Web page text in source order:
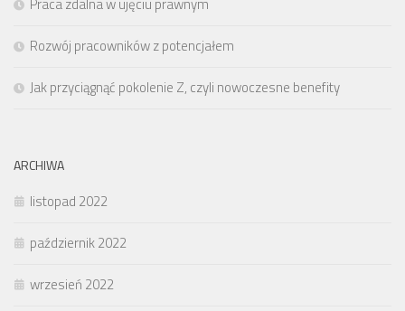
Rozwój pracowników z potencjałem
Jak przyciągnąć pokolenie Z, czyli nowoczesne benefity
ARCHIWA
listopad 2022
październik 2022
wrzesień 2022